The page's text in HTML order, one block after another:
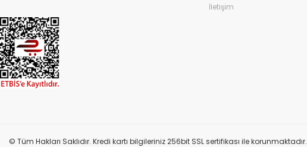
İletişim
© Tüm Hakları Saklıdır. Kredi kartı bilgileriniz 256bit SSL sertifikası ile korunmaktadır.